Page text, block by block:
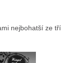
nejbohatší ze